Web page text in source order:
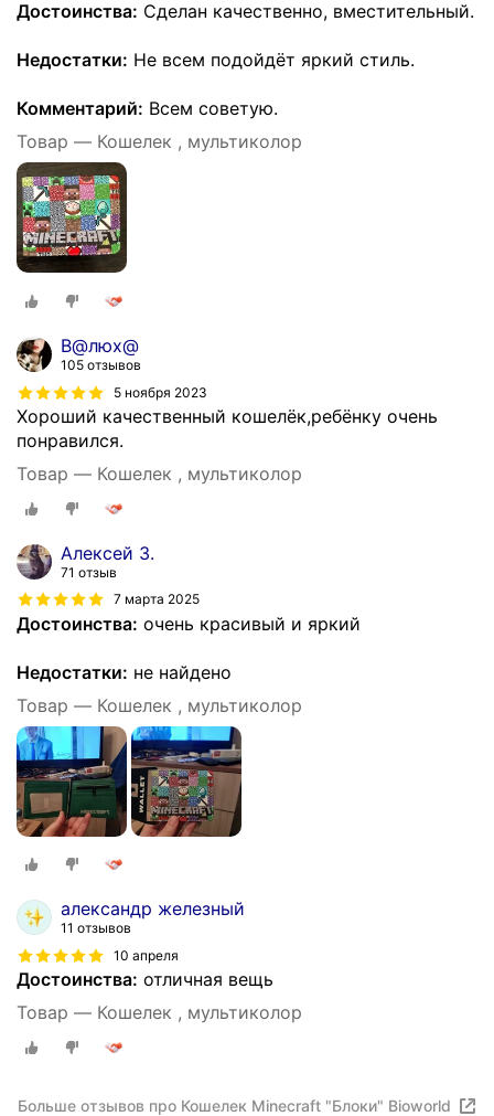
Достоинства: Сделан качественно, вместительный.
Недостатки: Не всем подойдёт яркий стиль.
Комментарий: Всем советую.
Товар — Кошелек , мультиколор
В@люх@
105 отзывов
5 ноября 2023
Хороший качественный кошелёк,ребёнку очень
понравился.
Товар — Кошелек , мультиколор
Алексей З.
71 отзыв
7 марта 2025
Достоинства: очень красивый и яркий
Недостатки: не найдено
Товар — Кошелек , мультиколор
александр железный
11 отзывов
10 апреля
Достоинства: отличная вещь
Товар — Кошелек , мультиколор
Больше отзывов про Кошелек Minecraft "Блоки" Bioworld